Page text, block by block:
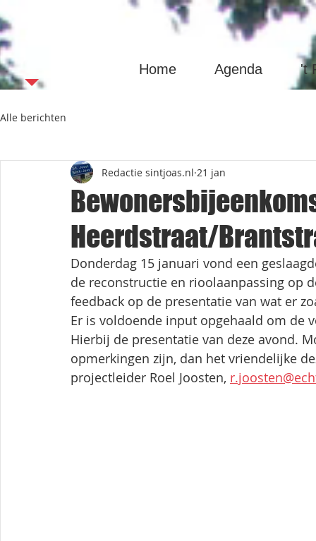
Home Agenda 't
Alle berichten
Heerdstraat/
Redactie sintjoas.nl 21 jan
Donderdag 15 januari vond een
de reconstructie en rioolaanpassing op
feedback op de presentatie van wat er
Er is voldoende input opgehaald om de
Hierbij de presentatie van deze avond.
opmerkingen zijn, dan het vriendelijke
projectleider Roel Joosten,